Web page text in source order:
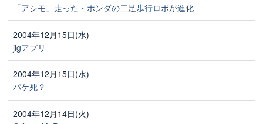
「アシモ」走った・ホンダの二足歩行ロボが進化
2004年12月15日(水)
jigアプリ
2004年12月15日(水)
パケ死？
2004年12月14日(火)